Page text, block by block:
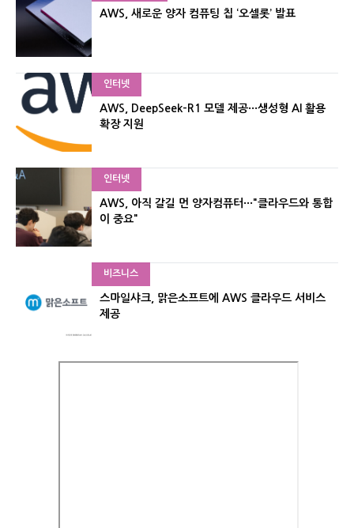
AWS, 새로운 양자 컴퓨팅 칩 ‘오셀롯’ 발표
인터넷
AWS, DeepSeek-R1 모델 제공···생성형 AI 활용
확장 지원
인터넷
AWS, 아직 갈길 먼 양자컴퓨터···"클라우드와 통합
이 중요"
비즈니스
스마일샤크, 맑은소프트에 AWS 클라우드 서비스
제공